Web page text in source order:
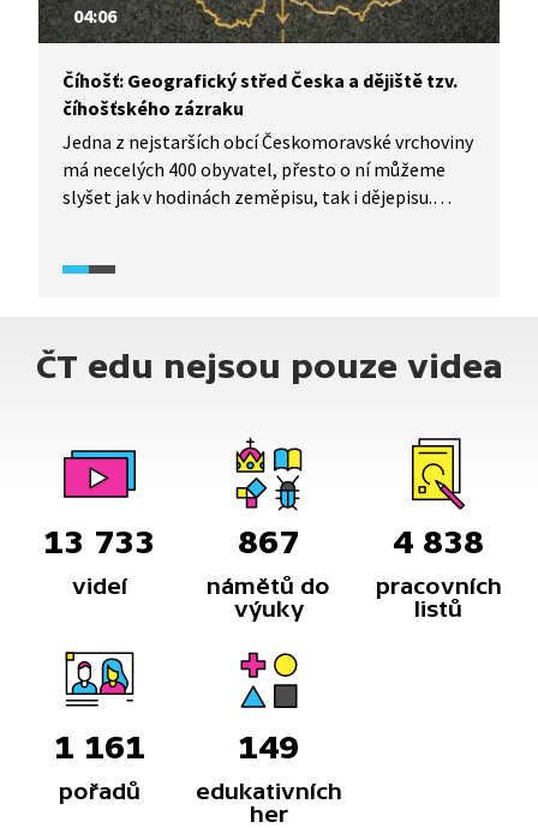
04:06
Číhošť: Geografický střed Česka a dějiště tzv.
číhošťského zázraku
Jedna z nejstarších obcí Českomoravské vrchoviny
má necelých 400 obyvatel, přesto o ní můžeme
slyšet jak v hodinách zeměpisu, tak i dějepisu.
Co se tu v roce 1949 stalo a jaké neblahé následky
ČT edu nejsou pouze videa
13 733
videí
867
námětů do
výuky
4 838
pracovních
listů
1 161
pořadů
149
edukativních
her